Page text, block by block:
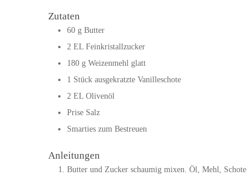
Zutaten
60 g Butter
2 EL Feinkristallzucker
180 g Weizenmehl glatt
1 Stück ausgekratzte Vanilleschote
2 EL Olivenöl
Prise Salz
Smarties zum Bestreuen
Anleitungen
Butter und Zucker schaumig mixen. Öl, Mehl,